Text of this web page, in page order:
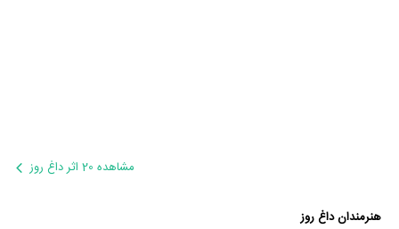
مشاهده 20 اثر داغ روز
هنرمندان داغ روز